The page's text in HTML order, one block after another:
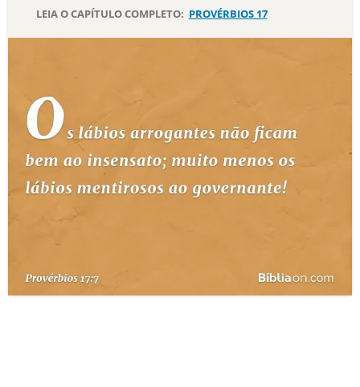
DEVOCIONAL DIÁRIO
ESTUDOS BÍBLICOS
ESBOÇOS DE PREGAÇÃO
TEMAS
PERGUNTE À BÍBLIA
QUEM SOMOS
LEIA O CAPÍTULO COMPLETO: PROVÉRBIOS 17